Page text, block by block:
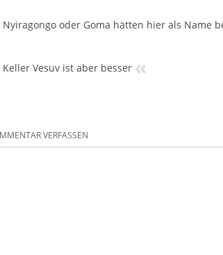
Nyiragongo oder Goma hätten hier als Name
Keller Vesuv ist aber besser «
VERFASSEN